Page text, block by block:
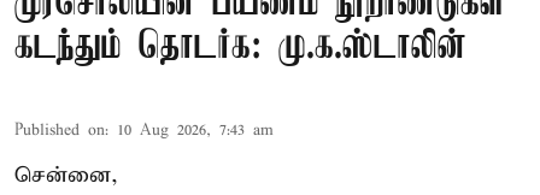
கடந்தும் தொடர்க: மு.க.ஸ்டாலின்
Published on: 10 Aug 2026, 7:43 am
சென்னை,